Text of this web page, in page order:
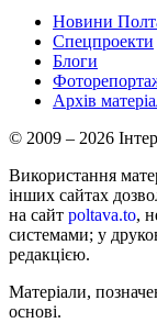
Новини
Спецпроекти
Блоги
Архів
© 2009 – 2026
Використання
інших сайтах
на сайт poltava.to,
системами; у
редакцією.
Матеріали,
основі.